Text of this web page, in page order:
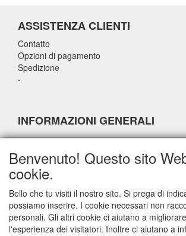
ASSISTENZA CLIENTI
Contatto
Opzioni di pagamento
Spedizione
-
INFORMAZIONI GENERALI
-
-
-
INFORMAZIONI DI CONTATTO
airparts.nl
Benvenuto! Questo sito
cookie.
Bello che tu visiti il nostro sito. Si prega di
possiamo inserire. I cookie necessari non
personali. Gli altri cookie ci aiutano a
l'esperienza dei visitatori. Inoltre ci aiutano a